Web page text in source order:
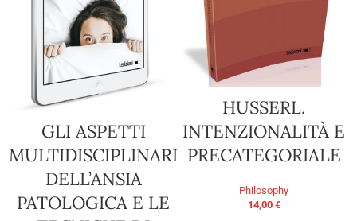
GLI ASPETTI
MULTIDISCIPLINARI
DELL’ANSIA
PATOLOGICA E LE
HUSSERL.
INTENZIONALITÀ E
PRECATEGORIALE
Philosophy
14,00 €